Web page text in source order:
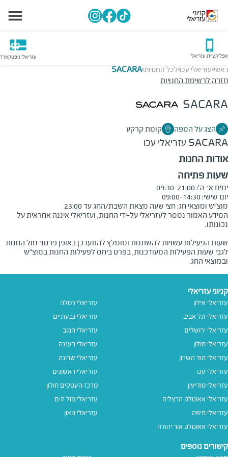
אפליקציית עזריאלי עזריאלי גיפטקארד
ראשי>עזריאלי עכו>לכל החנויות>
SACARA
חזרה לרשימת החנויות
SACARA
הצג על המפה קומת קרקע
SACARA עזריאלי עכו
אודות החנות
שעות פתיחה
מוצ"ש ומוצאי חג: חצי שעה מצאת השבת/החג עד 23:00
המידע האמור נמסר לעזריאלי על-ידי החנות, ועזריאלי איננה אחראית על
שעות הפעילות עשויות להשתנות ומומלץ להתעדכן באופן פרטני מול החנות
לגבי שעות הפעילות המעודכנות, בפרט ביחס לפעילות החנות במוצ"ש
ובמוצאי החג.
קניוני עזריאלי
עזריאלי אילון
עזריאלי תל אביב
עזריאלי ירושלים
עזריאלי חולון
עזריאלי הוד השרון
עזריאלי עכו
עזריאלי מודיעין
עזריאלי אאוטלט הרצליה
עזריאלי חיפה
עזריאלי אאוטלט אור יהודה
עזריאלי רמלה
עזריאלי גבעתיים
עזריאלי הנגב
עזריאלי רעננה
עזריאלי שרונה
עזריאלי ראשונים
מרכז העסקים חולון
עזריאלי מול הים
עזריאלי טאון
קישורים נוספים